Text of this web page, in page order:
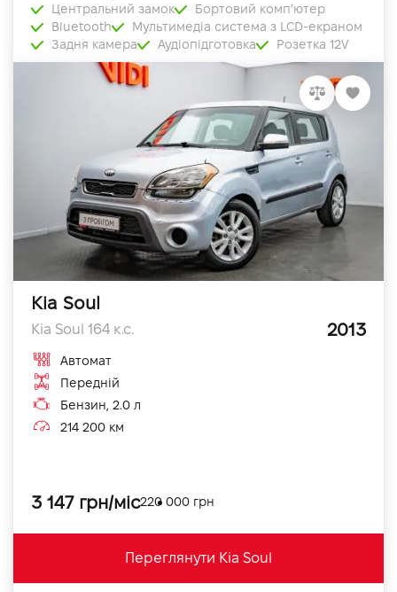
Центральний замок
Бортовий комп'ютер
Bluetooth
Мультимедіа система з LCD-екраном
Задня камера
Аудіопідготовка Розетка 12V
Kia Soul
Kia Soul 164 к.с. 2013
Автомат
Передній
Бензин, 2.0 л
214 200 км
3 147 грн/міс220 000 грн
Переглянути Kia Soul